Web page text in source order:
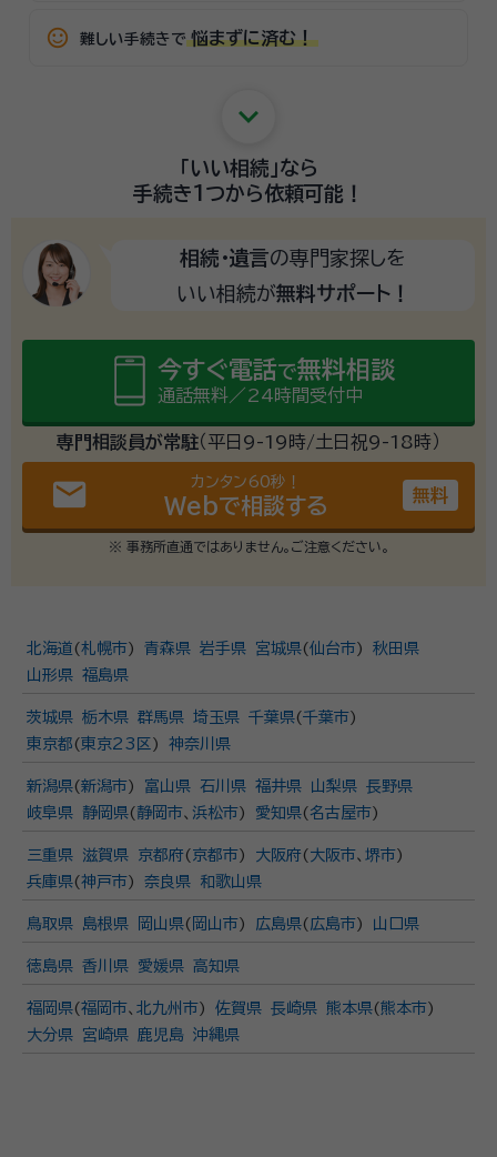
sentiment_satisfied_alt 難しい手続きで 悩まずに済む！
keyboard_arrow_down
「いい相続」なら
手続き1つから依頼可能！
相続・遺言の専門家探しを
いい相続が無料サポート！
今すぐ電話で無料相談
通話無料／24時間受付中
専門相談員が常駐（平日9-19時/土日祝9-18時）
email カンタン60秒！
Webで相談する 無料
※ 事務所直通ではありません。ご注意ください。
北海道 (札幌市) 青森県 岩手県 宮城県(仙台市)
秋田県
山形県 福島県
茨城県 栃木県 群馬県 埼玉県 千葉県(千葉市)
東京都 (東京23区) 神奈川県
新潟県(新潟市) 富山県 石川県 福井県 山梨県 長野県
岐阜県
静岡県(静岡市、 浜松市) 愛知県(名古屋市)
三重県 滋賀県 京都府(京都市) 大阪府(大阪市、 堺市)
兵庫県(神戸市) 奈良県 和歌山県
鳥取県 島根県 岡山県( 岡山市) 広島県(広島市) 山口県
徳島県 香川県 愛媛県 高知県
福岡県(福岡市、 北九州市) 佐賀県 長崎県 熊本県(熊本市)
大分県
宮崎県 鹿児島 沖縄県